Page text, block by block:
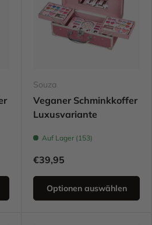
Souza
Veganer Schminkkoffer
Luxusvariante
Auf Lager (153)
€39,95
Optionen auswählen